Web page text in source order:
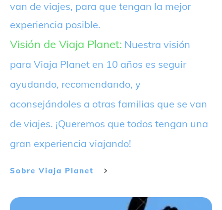
van de viajes, para que tengan la mejor
experiencia posible.
Visión de Viaja Planet: Nuestra visión
para Viaja Planet en 10 años es seguir
ayudando, recomendando, y
aconsejándoles a otras familias que se van
de viajes. ¡Queremos que todos tengan una
gran experiencia viajando!
Sobre Viaja Planet